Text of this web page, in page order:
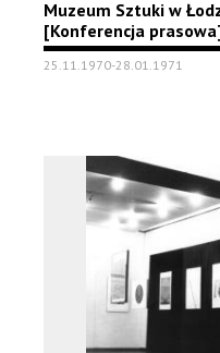
Muzeum Sztuki w
[Konferencja
25.11.1970-28.01.1971